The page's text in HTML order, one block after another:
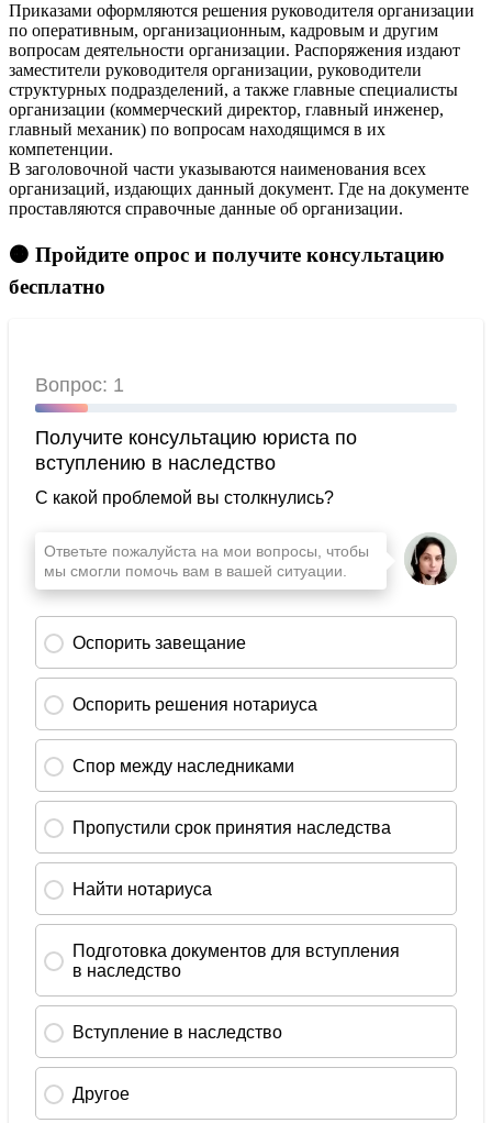
Приказами оформляются решения руководителя организации
по оперативным, организационным, кадровым и другим
вопросам деятельности организации. Распоряжения издают
заместители руководителя организации, руководители
структурных подразделений, а также главные специалисты
организации (коммерческий директор, главный инженер,
главный механик) по вопросам находящимся в их
компетенции.
В заголовочной части указываются наименования всех
организаций, издающих данный документ. Где на документе
проставляются справочные данные об организации.
🟠 Пройдите опрос и получите консультацию
бесплатно